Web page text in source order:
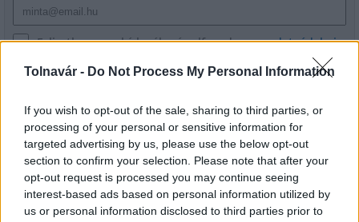
Tolnavár - Do Not Process My Personal Information
If you wish to opt-out of the sale, sharing to third parties, or
processing of your personal or sensitive information for
targeted advertising by us, please use the below opt-out
section to confirm your selection. Please note that after your
opt-out request is processed you may continue seeing
interest-based ads based on personal information utilized by
us or personal information disclosed to third parties prior to
Feliratkozom a hírlevélre és elfogadom azadatvédelmi
LEGFRISSEBB
Országos hírek